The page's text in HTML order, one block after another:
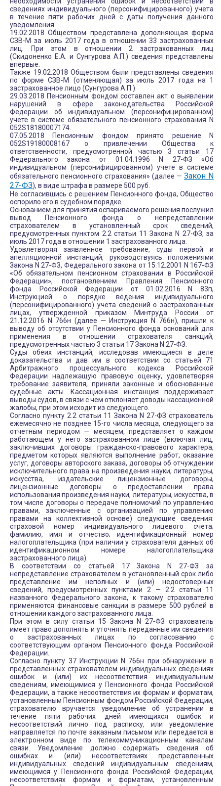
сведениях индивидуального (персонифицированного) учета
в течение пяти рабочих дней с даты получения данного
уведомления.
19.02.2018 Обществом представлена дополняющая форма
СЗВ-М за июль 2017 года в отношении 33 застрахованных
лиц. При этом в отношении 2 застрахованных лиц
(Скидоненко Е.А. и Сунгурова А.П.) сведения представлены
впервые.
Также 19.02.2018 Обществом были представлены сведения
по форме СЗВ-М (отменяющая) за июль 2017 года на 1
застрахованное лицо (Сунгурова А.П.).
29.03.2018 Пенсионным фондом составлен акт о выявлении
нарушений в сфере законодательства Российской
Федерации об индивидуальном (персонифицированном)
учете в системе обязательного пенсионного страхования N
052S18180007174.
07.05.2018 Пенсионным фондом принято решение N
052S19180008167 о привлечении Общества к
ответственности, предусмотренной частью 3 статьи 17
Федерального закона от 01.04.1996 N 27-ФЗ «Об
индивидуальном (персонифицированном) учете в системе
обязательного пенсионного страхования» (далее — Закон N
27-ФЗ), в виде штрафа в размере 500 руб.
Не согласившись с решением Пенсионного фонда, Общество
оспорило его в судебном порядке.
Основанием для принятия оспариваемого решения послужил
вывод Пенсионного фонда о непредставлении
страхователем в установленный срок сведений,
предусмотренных пунктом 2.2 статьи 11 Закона N 27-ФЗ, за
июль 2017 года в отношении 1 застрахованного лица.
Удовлетворяя заявленное требование, суды первой и
апелляционной инстанций, руководствуясь положениями
Закона N 27-ФЗ, Федерального закона от 15.12.2001 N 167-ФЗ
«Об обязательном пенсионном страховании в Российской
Федерации», постановлением Правления Пенсионного
фонда Российской Федерации от 01.02.2016 N 83п,
Инструкцией о порядке ведения индивидуального
(персонифицированного) учета сведений о застрахованных
лицах, утвержденной приказом Минтруда России от
21.12.2016 N 766н (далее — Инструкция N 766н), пришли к
выводу об отсутствии у Пенсионного фонда оснований для
применения в отношении страхователя санкций,
предусмотренных частью 3 статьи 17 Закона N 27-ФЗ.
Суды обеих инстанций, исследовав имеющиеся в деле
доказательства и дав им в соответствии со статьей 71
Арбитражного процессуального кодекса Российской
Федерации надлежащую правовую оценку, удовлетворяя
требование заявителя, приняли законные и обоснованные
судебные акты. Кассационная инстанция поддерживает
выводы судов, в связи с чем отклоняет доводы кассационной
жалобы, при этом исходит из следующего.
Согласно пункту 2.2 статьи 11 Закона N 27-ФЗ страхователь
ежемесячно не позднее 15-го числа месяца, следующего за
отчетным периодом — месяцем, представляет о каждом
работающем у него застрахованном лице (включая лиц,
заключивших договоры гражданско-правового характера,
предметом которых являются выполнение работ, оказание
услуг, договоры авторского заказа, договоры об отчуждении
исключительного права на произведения науки, литературы,
искусства, издательские лицензионные договоры,
лицензионные договоры о предоставлении права
использования произведения науки, литературы, искусства, в
том числе договоры о передаче полномочий по управлению
правами, заключенные с организацией по управлению
правами на коллективной основе) следующие сведения:
страховой номер индивидуального лицевого счета;
фамилию, имя и отчество; идентификационный номер
налогоплательщика (при наличии у страхователя данных об
идентификационном номере налогоплательщика
застрахованного лица).
В соответствии со статьей 17 Закона N 27-ФЗ за
непредставление страхователем в установленный срок либо
представление им неполных и (или) недостоверных
сведений, предусмотренных пунктами 2 — 2.2 статьи 11
названного Федерального закона, к такому страхователю
применяются финансовые санкции в размере 500 рублей в
отношении каждого застрахованного лица.
При этом в силу статьи 15 Закона N 27-ФЗ страхователь
имеет право дополнять и уточнять переданные им сведения
о застрахованных лицах по согласованию с
соответствующим органом Пенсионного фонда Российской
Федерации.
Согласно пункту 37 Инструкции N 766н при обнаружении в
представленных страхователем индивидуальных сведениях
ошибок и (или) их несоответствия индивидуальным
сведениям, имеющимися у Пенсионного фонда Российской
Федерации, а также несоответствия их формам и форматам,
установленным Пенсионным фондом Российской Федерации,
страхователю вручается уведомление об устранении в
течение пяти рабочих дней имеющихся ошибок и
несоответствий лично под расписку, или уведомление
направляется по почте заказным письмом или передается в
электронном виде по телекоммуникационным каналам
связи. Уведомление должно содержать сведения об
ошибках и (или) несоответствиях представленных
индивидуальных сведений индивидуальным сведениям,
имеющимся у Пенсионного фонда Российской Федерации,
несоответствиях формам и форматам, установленным